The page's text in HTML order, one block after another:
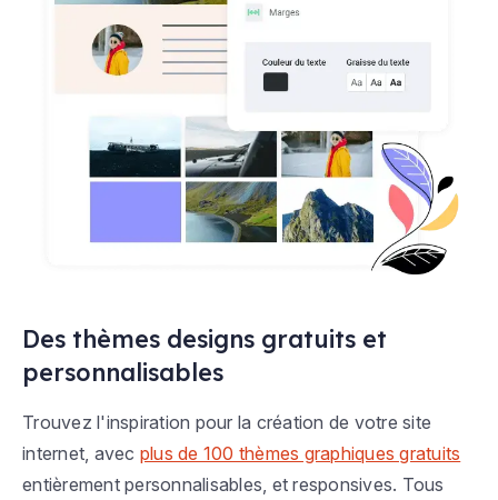
Des thèmes designs gratuits et
personnalisables
Trouvez l'inspiration pour la création de votre site
internet, avec plus de 100 thèmes graphiques gratuits
entièrement personnalisables, et responsives. Tous